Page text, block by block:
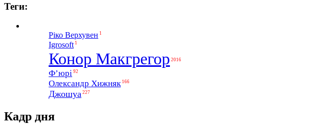
Теги:
Ріко Верхувен 1
Igrosoft 1
Конор Макгрегор 2016
Ф’юрі 92
Олександр Хижняк 166
Джошуа 227
Кадр дня